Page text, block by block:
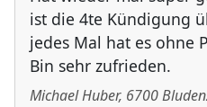
ist die 4te Kündigung
jedes Mal hat es ohne
Bin sehr zufrieden.
Michael Huber, 6700